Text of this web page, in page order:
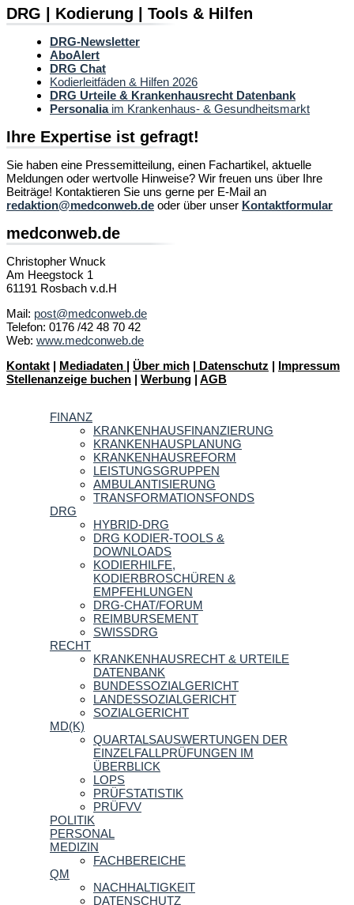
DRG | Kodierung | Tools & Hilfen
DRG-Newsletter
AboAlert
DRG Chat
Kodierleitfäden & Hilfen 2026
DRG Urteile & Krankenhausrecht Datenbank
Personaliaim Krankenhaus- & Gesundheitsmarkt
Ihre Expertise ist gefragt!
Sie haben eine Pressemitteilung, einen Fachartikel, aktuelle
Meldungen oder wertvolle Hinweise? Wir freuen uns über Ihre
Beiträge! Kontaktieren Sie uns gerne per E-Mail an
redaktion@medconweb.de oder über unser Kontaktformular
medconweb.de
Christopher Wnuck
Am Heegstock 1
61191 Rosbach v.d.H
Mail: post@medconweb.de
Telefon: 0176 /42 48 70 42
Web: www.medconweb.de
Kontakt | Mediadaten | Über mich | Datenschutz | Impressum
Stellenanzeige buchen | Werbung | AGB
FINANZ
KRANKENHAUSFINANZIERUNG
KRANKENHAUSPLANUNG
KRANKENHAUSREFORM
LEISTUNGSGRUPPEN
AMBULANTISIERUNG
TRANSFORMATIONSFONDS
DRG
HYBRID-DRG
DRG KODIER-TOOLS &
DOWNLOADS
KODIERHILFE,
KODIERBROSCHÜREN &
EMPFEHLUNGEN
DRG-CHAT/FORUM
REIMBURSEMENT
SWISSDRG
RECHT
KRANKENHAUSRECHT & URTEILE
DATENBANK
BUNDESSOZIALGERICHT
LANDESSOZIALGERICHT
SOZIALGERICHT
MD(K)
QUARTALSAUSWERTUNGEN DER
EINZELFALLPRÜFUNGEN IM
ÜBERBLICK
LOPS
PRÜFSTATISTIK
PRÜFVV
POLITIK
PERSONAL
MEDIZIN
FACHBEREICHE
QM
NACHHALTIGKEIT
DATENSCHUTZ